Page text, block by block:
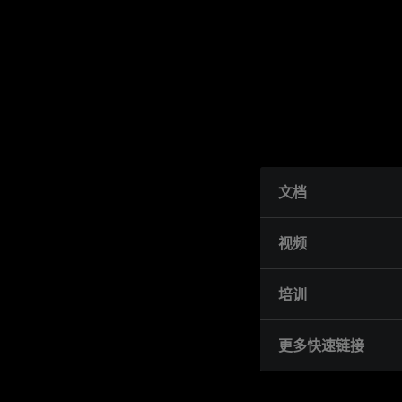
文档
视频
培训
更多快速链接